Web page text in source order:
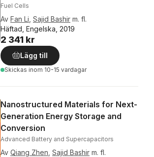
Fuel Cells
Av Fan Li Sajid Bashir m. fl.
Häftad, Engelska, 2019
2 341 kr
Lägg till
Skickas inom 10-15 vardagar
Nanostructured Materials for Next-
Generation Energy Storage and
Conversion
Advanced Battery and Supercapacitors
Av Qiang Zhen Sajid Bashir m. fl.